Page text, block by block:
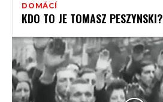
DOMÁCÍ
KDO TO JE TOMASZ PESZYNSKI?